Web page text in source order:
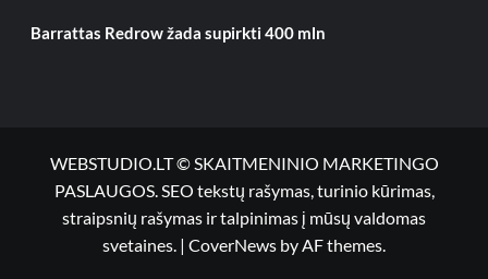
Barrattas Redrow žada supirkti 400 mln
WEBSTUDIO.LT © SKAITMENINIO MARKETINGO
PASLAUGOS. SEO tekstų rašymas, turinio kūrimas,
straipsnių rašymas ir talpinimas į mūsų valdomas
svetaines. | CoverNews by AF themes.